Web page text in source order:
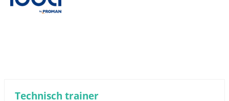
Technisch trainer